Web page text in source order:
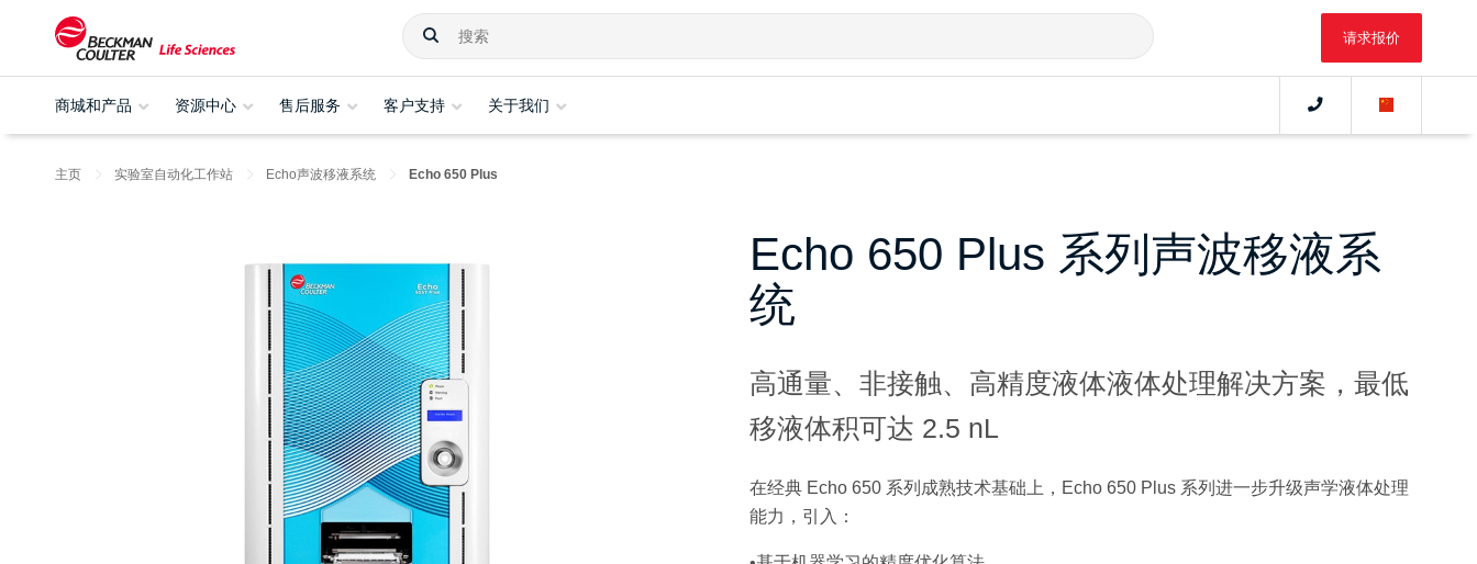
请求报价
商城和产品 资源中心 售后服务 客户支持 关于我们
主页 实验室自动化工作站 Echo声波移液系统 Echo 650 Plus
Echo 650 Plus 系列声波移液系
统
高通量、非接触、高精度液体液体处理解决方案，最低
移液体积可达 2.5 nL
在经典 Echo 650 系列成熟技术基础上，Echo 650 Plus 系列进一步升级声学液体处理
能力，引入：